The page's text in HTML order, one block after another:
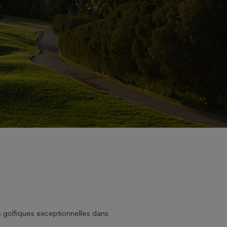
exceptionnelles dans